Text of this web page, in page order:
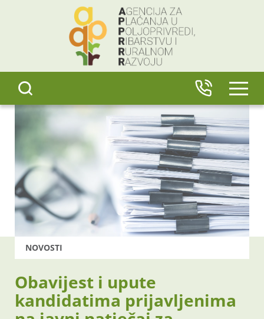
NOVOSTI
Obavijest i upute
kandidatima prijavljenima